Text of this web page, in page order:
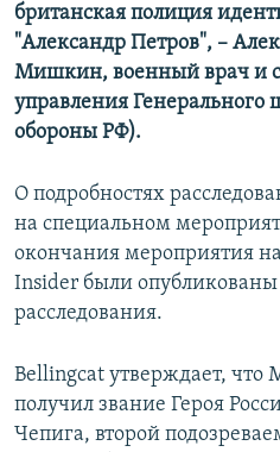
британская полиция
"Александр Петров", –
Мишкин, военный врач и
управления Генерального
обороны РФ).
О подробностях
на специальном
окончания мероприятия
Insider были
расследования.
Bellingcat утверждает, что
получил звание Героя
Чепига, второй